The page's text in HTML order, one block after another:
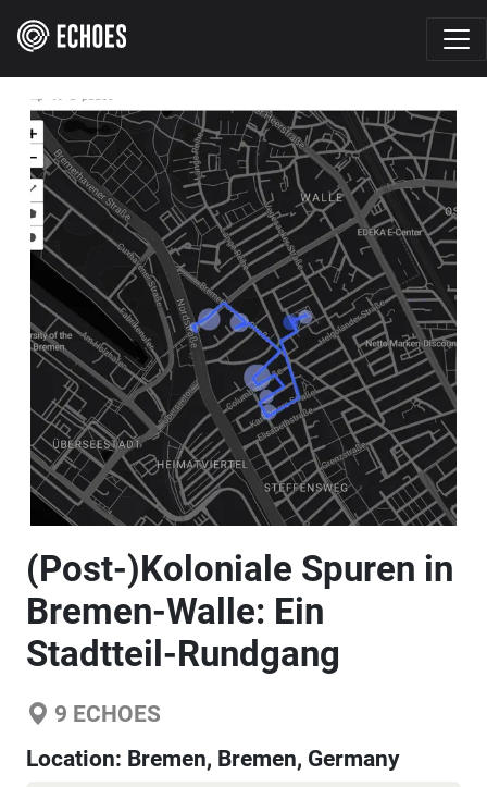
(Post-)Koloniale Spuren in
Bremen-Walle: Ein
Stadtteil-Rundgang
9 ECHOES
Location: Bremen, Bremen, Germany